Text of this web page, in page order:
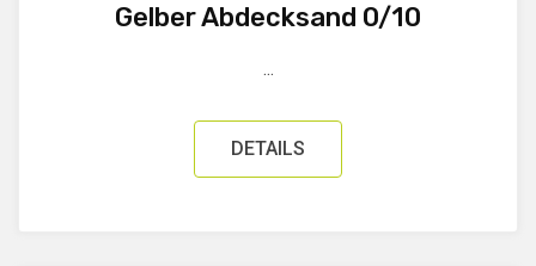
Gelber Abdecksand 0/10
...
DETAILS